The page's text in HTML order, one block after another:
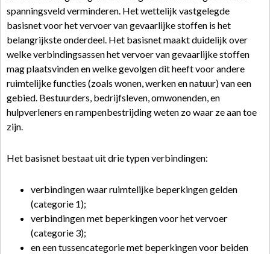
spanningsveld verminderen. Het wettelijk vastgelegde
basisnet voor het vervoer van gevaarlijke stoffen is het
belangrijkste onderdeel. Het basisnet maakt duidelijk over
welke verbindingsassen het vervoer van gevaarlijke stoffen
mag plaatsvinden en welke gevolgen dit heeft voor andere
ruimtelijke functies (zoals wonen, werken en natuur) van een
gebied. Bestuurders, bedrijfsleven, omwonenden, en
hulpverleners en rampenbestrijding weten zo waar ze aan toe
zijn.
Het basisnet bestaat uit drie typen verbindingen:
verbindingen waar ruimtelijke beperkingen gelden
(categorie 1);
verbindingen met beperkingen voor het vervoer
(categorie 3);
en een tussencategorie met beperkingen voor beiden